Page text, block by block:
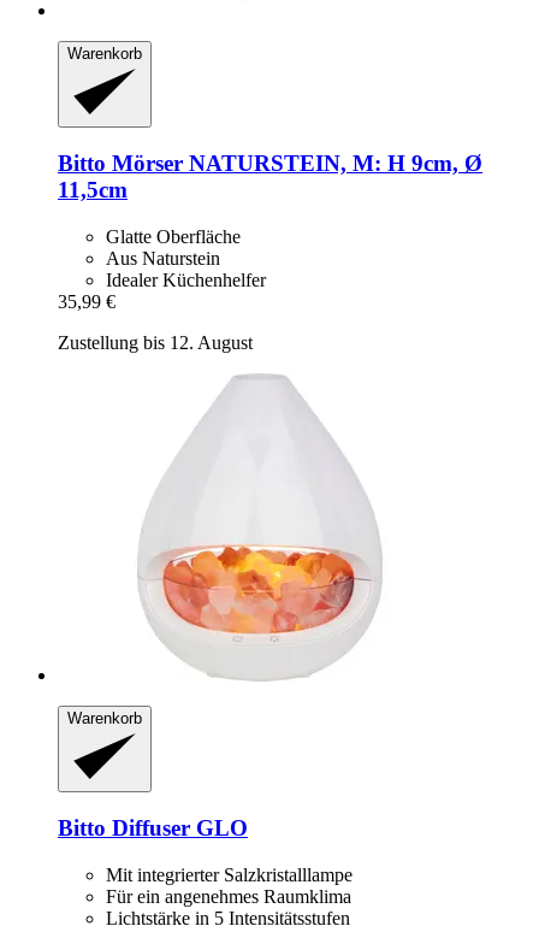
Warenkorb
Bitto Mörser NATURSTEIN, M: H 9cm, Ø
11,5cm
Glatte Oberfläche
Aus Naturstein
Idealer Küchenhelfer
35,99 €
Zustellung bis 12. August
Warenkorb
Bitto Diffuser GLO
Mit integrierter Salzkristalllampe
Für ein angenehmes Raumklima
Lichtstärke in 5 Intensitätsstufen